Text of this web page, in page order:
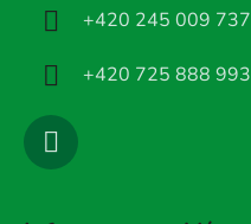
+420 245 009 737
+420 725 888 993